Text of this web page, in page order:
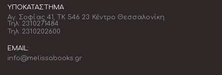
ΥΠΟΚΑΤΆΣΤΗΜΑ
Αγ. Σοφίας 41, ΤΚ 546 23 Κέντρο Θεσσαλονίκη
Τηλ: 2310271484
Τηλ: 2310202600
EMAIL:
info@melissabooks.gr